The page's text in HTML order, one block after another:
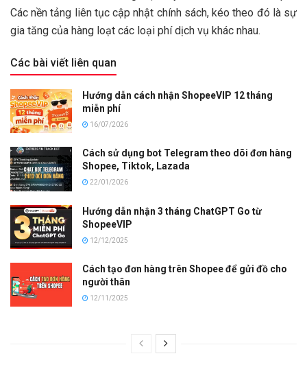
Các nền tảng liên tục cập nhật chính sách, kéo theo đó là sự
gia tăng của hàng loạt các loại phí dịch vụ khác nhau.
Các bài viết liên quan
Hướng dẫn cách nhận ShopeeVIP 12 tháng
miễn phí
16/07/2026
Cách sử dụng bot Telegram theo dõi đơn hàng
Shopee, Tiktok, Lazada
22/01/2026
Hướng dẫn nhận 3 tháng ChatGPT Go từ
ShopeeVIP
12/12/2025
Cách tạo đơn hàng trên Shopee để gửi đồ cho
người thân
12/11/2025